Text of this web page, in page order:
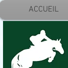
ACCUEIL